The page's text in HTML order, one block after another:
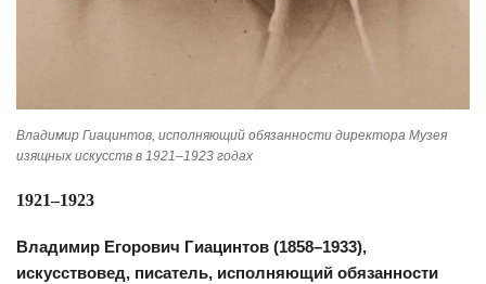
Владимир Гиацинтов, исполняющий обязанности директора Музея
изящных искусств в 1921–1923 годах
1921–1923
Владимир Егорович Гиацинтов (1858–1933),
искусствовед, писатель, исполняющий обязанности